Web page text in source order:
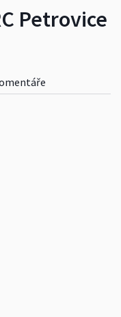
Petrovice